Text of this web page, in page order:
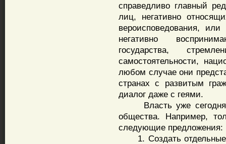
справедливо главный
лиц, негативно
вероисповедования,
негативно
государства,
самостоятельности,
любом случае они
странах с развитым
диалог даже с геями.
Власть уже сегодня
общества. Например,
следующие предложения:
1. Создать отдельные